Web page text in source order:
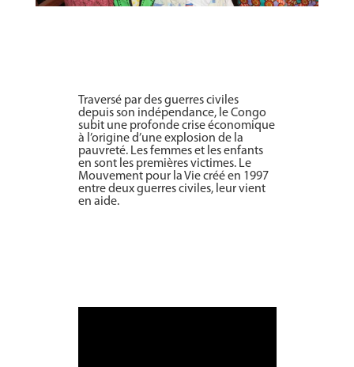
Traversé par des guerres civiles
depuis son indépendance, le Congo
subit une profonde crise économique
à l’origine d’une explosion de la
pauvreté. Les femmes et les enfants
en sont les premières victimes. Le
Mouvement pour la Vie créé en 1997
entre deux guerres civiles, leur vient
en aide.